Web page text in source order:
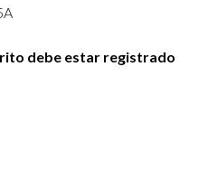
debe estar registrado